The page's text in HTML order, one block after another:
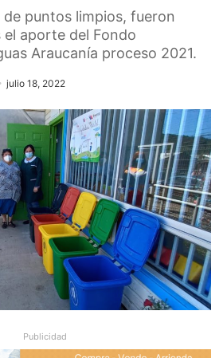
puntos limpios, fueron
aporte del Fondo
Araucanía proceso 2021.
julio 18, 2022
Publicidad